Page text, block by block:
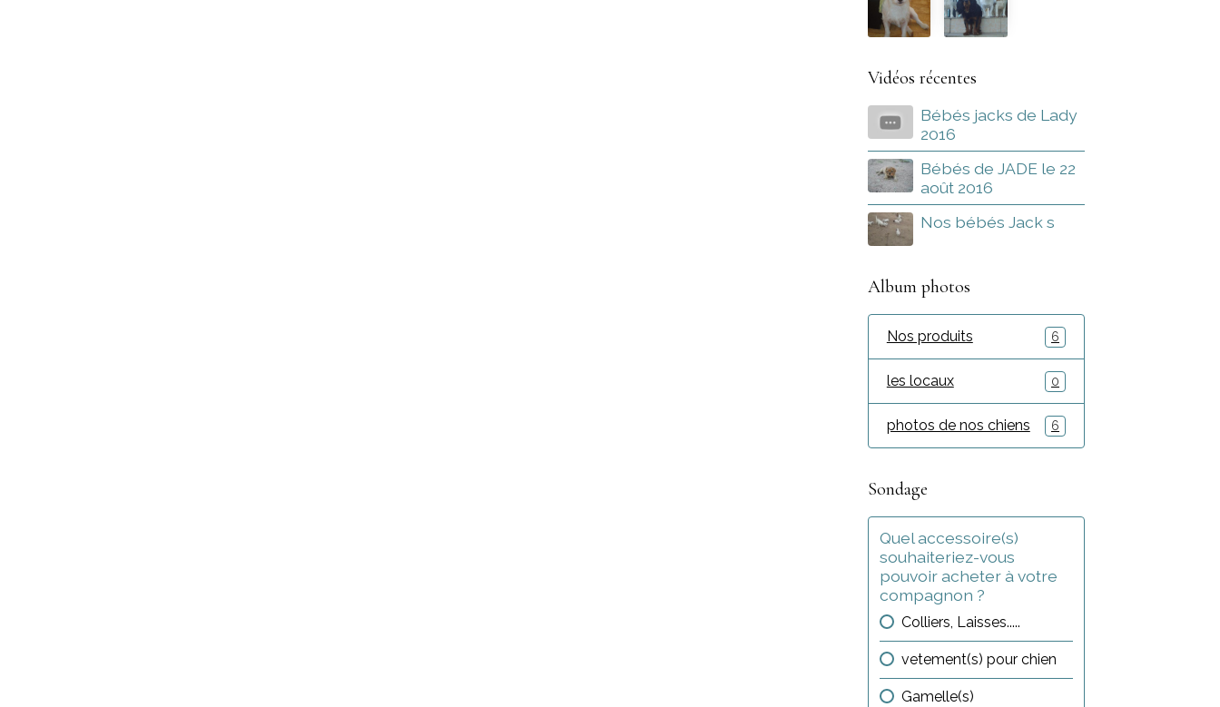
Vidéos récentes
Bébés jacks de Lady
2016
Bébés de JADE le 22
août 2016
Nos bébés Jack s
Album photos
Nos produits 6
les locaux 0
photos de nos chiens 6
Sondage
Quel accessoire(s)
souhaiteriez-vous
pouvoir acheter à votre
compagnon ?
Colliers, Laisses.....
vetement(s) pour chien
Gamelle(s)